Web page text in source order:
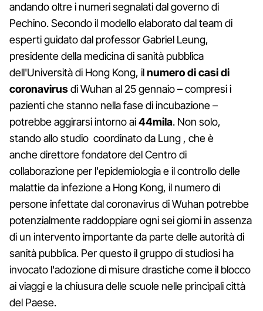
andando oltre i numeri segnalati dal governo di
Pechino. Secondo il modello elaborato dal team di
esperti guidato dal professor Gabriel Leung,
presidente della medicina di sanità pubblica
dell'Università di Hong Kong, ilnumero di casi di
coronavirusdi Wuhan al 25 gennaio – compresi i
pazienti che stanno nella fase di incubazione –
potrebbe aggirarsi intorno ai44mila. Non solo,
stando allo studio coordinato da Lung , che è
anche direttore fondatore del Centro di
collaborazione per l'epidemiologia e il controllo delle
malattie da infezione a Hong Kong, il numero di
persone infettate dal coronavirus di Wuhan potrebbe
potenzialmente raddoppiare ogni sei giorni in assenza
di un intervento importante da parte delle autorità di
sanità pubblica. Per questo il gruppo di studiosi ha
invocato l'adozione di misure drastiche come il blocco
ai viaggi e la chiusura delle scuole nelle principali città
del Paese.